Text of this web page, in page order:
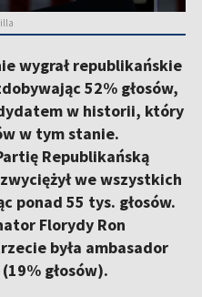
wygrał republikańskie
52% głosów,
w historii, który
w tym stanie.
Republikańską
we wszystkich
ponad 55 tys. głosów.
Florydy Ron
była ambasador
głosów).